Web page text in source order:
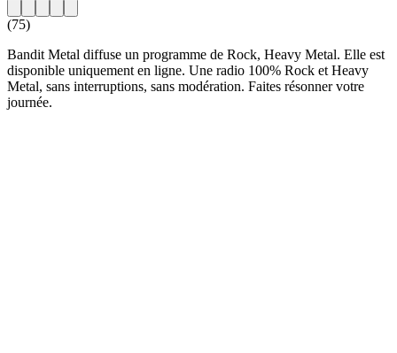
(75)
Bandit Metal diffuse un programme de Rock, Heavy Metal. Elle est
disponible uniquement en ligne. Une radio 100% Rock et Heavy
Metal, sans interruptions, sans modération. Faites résonner votre
journée.